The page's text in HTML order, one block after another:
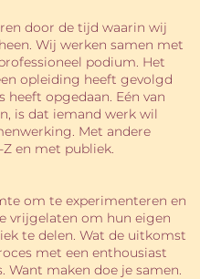
door de tijd waarin wij
Wij werken samen met
podium. Het
opleiding heeft gevolgd
heeft opgedaan. Eén van
is dat iemand werk wil
Met andere
en met publiek.
om te experimenteren en
vrijgelaten om hun eigen
te delen. Wat de uitkomst
met een enthousiast
Want maken doe je samen.